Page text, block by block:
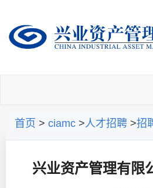
首页 > ciamc >人才招聘 >招
兴业资产管理有限